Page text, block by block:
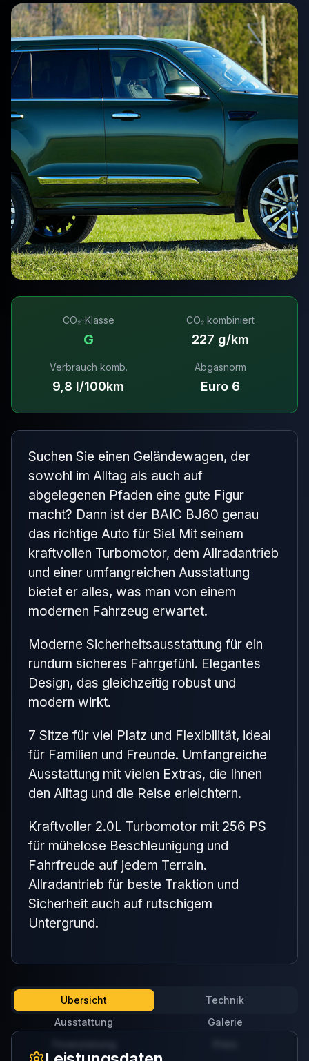
CO₂-Klasse
G
CO₂ kombiniert
227 g/km
Verbrauch komb.
9,8 l/100km
Abgasnorm
Euro 6
Suchen Sie einen Geländewagen, der
sowohl im Alltag als auch auf
abgelegenen Pfaden eine gute Figur
macht? Dann ist der BAIC BJ60 genau
das richtige Auto für Sie! Mit seinem
kraftvollen Turbomotor, dem Allradantrieb
und einer umfangreichen Ausstattung
bietet er alles, was man von einem
modernen Fahrzeug erwartet.
Moderne Sicherheitsausstattung für ein
rundum sicheres Fahrgefühl. Elegantes
Design, das gleichzeitig robust und
modern wirkt.
7 Sitze für viel Platz und Flexibilität, ideal
für Familien und Freunde. Umfangreiche
Ausstattung mit vielen Extras, die Ihnen
den Alltag und die Reise erleichtern.
Kraftvoller 2.0L Turbomotor mit 256 PS
für mühelose Beschleunigung und
Fahrfreude auf jedem Terrain.
Allradantrieb für beste Traktion und
Sicherheit auch auf rutschigem
Untergrund.
Übersicht
Technik
Ausstattung
Galerie